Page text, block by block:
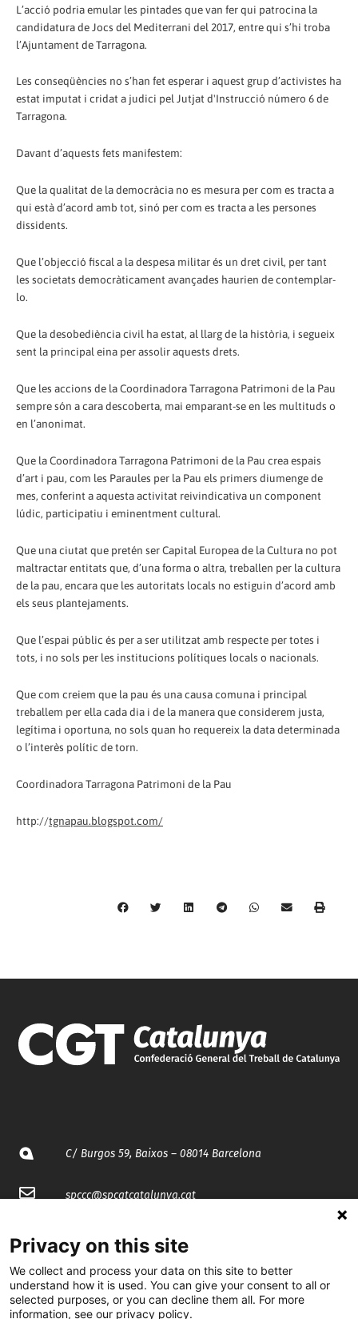
L’acció podria emular les pintades que van fer qui patrocina la
candidatura de Jocs del Mediterrani del 2017, entre qui s’hi troba
l’Ajuntament de Tarragona.
Les conseqüències no s’han fet esperar i aquest grup d’activistes ha
estat imputat i cridat a judici pel Jutjat d'Instrucció número 6 de
Tarragona.
Davant d’aquests fets manifestem:
Que la qualitat de la democràcia no es mesura per com es tracta a
qui està d’acord amb tot, sinó per com es tracta a les persones
dissidents.
Que l’objecció fiscal a la despesa militar és un dret civil, per tant
les societats democràticament avançades haurien de contemplar-
lo.
Que la desobediència civil ha estat, al llarg de la història, i segueix
sent la principal eina per assolir aquests drets.
Que les accions de la Coordinadora Tarragona Patrimoni de la Pau
sempre són a cara descoberta, mai emparant-se en les multituds o
en l’anonimat.
Que la Coordinadora Tarragona Patrimoni de la Pau crea espais
d’art i pau, com les Paraules per la Pau els primers diumenge de
mes, conferint a aquesta activitat reivindicativa un component
lúdic, participatiu i eminentment cultural.
Que una ciutat que pretén ser Capital Europea de la Cultura no pot
maltractar entitats que, d’una forma o altra, treballen per la cultura
de la pau, encara que les autoritats locals no estiguin d’acord amb
els seus plantejaments.
Que l’espai públic és per a ser utilitzat amb respecte per totes i
tots, i no sols per les institucions polítiques locals o nacionals.
Que com creiem que la pau és una causa comuna i principal
treballem per ella cada dia i de la manera que considerem justa,
legítima i oportuna, no sols quan ho requereix la data determinada
o l’interès polític de torn.
Coordinadora Tarragona Patrimoni de la Pau
http://tgnapau.blogspot.com/
C/ Burgos 59, Baixos – 08014 Barcelona
spccc@spcgtcatalunya.cat
@CGTCatalunya
cgtcatalunya
Privacy on this site
We collect and process your data on this site to better
understand how it is used. You can give your consent to all or
selected purposes, or you can decline them all. For more
information, see our privacy policy.